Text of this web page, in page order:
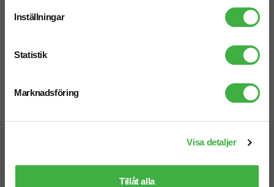
Inställningar
Statistik
Marknadsföring
Visa detaljer
Tillåt alla